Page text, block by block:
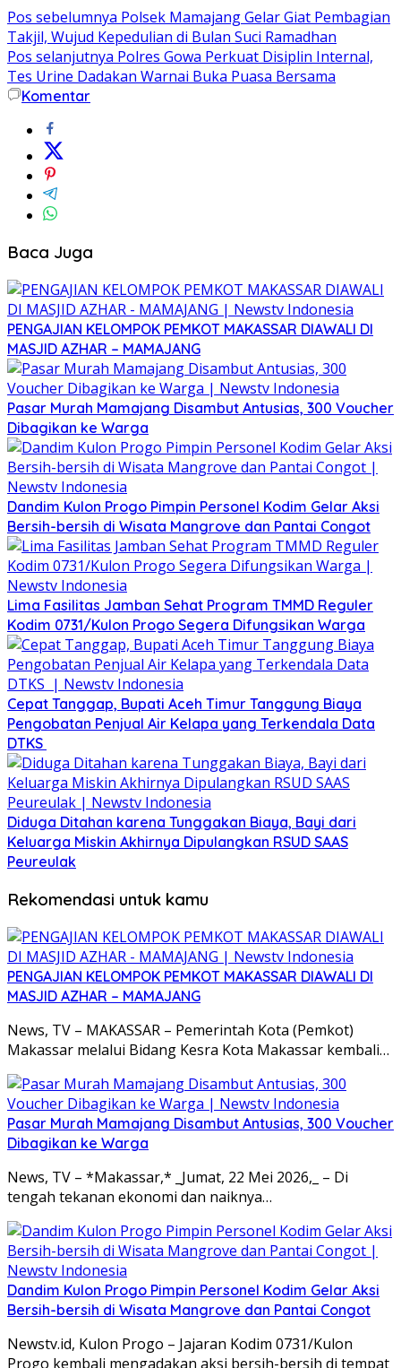
Pos sebelumnya Polsek Mamajang Gelar Giat Pembagian
Takjil, Wujud Kepedulian di Bulan Suci Ramadhan
Pos selanjutnya Polres Gowa Perkuat Disiplin Internal,
Tes Urine Dadakan Warnai Buka Puasa Bersama
Komentar
Baca Juga
PENGAJIAN KELOMPOK PEMKOT MAKASSAR DIAWALI DI
MASJID AZHAR – MAMAJANG
Pasar Murah Mamajang Disambut Antusias, 300 Voucher
Dibagikan ke Warga
Dandim Kulon Progo Pimpin Personel Kodim Gelar Aksi
Bersih-bersih di Wisata Mangrove dan Pantai Congot
Lima Fasilitas Jamban Sehat Program TMMD Reguler
Kodim 0731/Kulon Progo Segera Difungsikan Warga
Cepat Tanggap, Bupati Aceh Timur Tanggung Biaya
Pengobatan Penjual Air Kelapa yang Terkendala Data
DTKS ‎
Diduga Ditahan karena Tunggakan Biaya, Bayi dari
Keluarga Miskin Akhirnya Dipulangkan RSUD SAAS
Peureulak
Rekomendasi untuk kamu
PENGAJIAN KELOMPOK PEMKOT MAKASSAR DIAWALI DI
MASJID AZHAR – MAMAJANG
News, TV – MAKASSAR – Pemerintah Kota (Pemkot)
Makassar melalui Bidang Kesra Kota Makassar kembali…
Pasar Murah Mamajang Disambut Antusias, 300 Voucher
Dibagikan ke Warga
News, TV – *Makassar,* _Jumat, 22 Mei 2026,_ – Di
tengah tekanan ekonomi dan naiknya…
Dandim Kulon Progo Pimpin Personel Kodim Gelar Aksi
Bersih-bersih di Wisata Mangrove dan Pantai Congot
Newstv.id, Kulon Progo – Jajaran Kodim 0731/Kulon
Progo kembali mengadakan aksi bersih-bersih di tempat